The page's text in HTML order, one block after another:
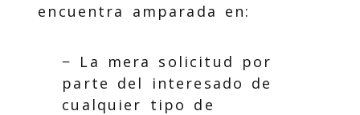
encuentra amparada en:
− La mera solicitud por
parte del interesado de
cualquier tipo de